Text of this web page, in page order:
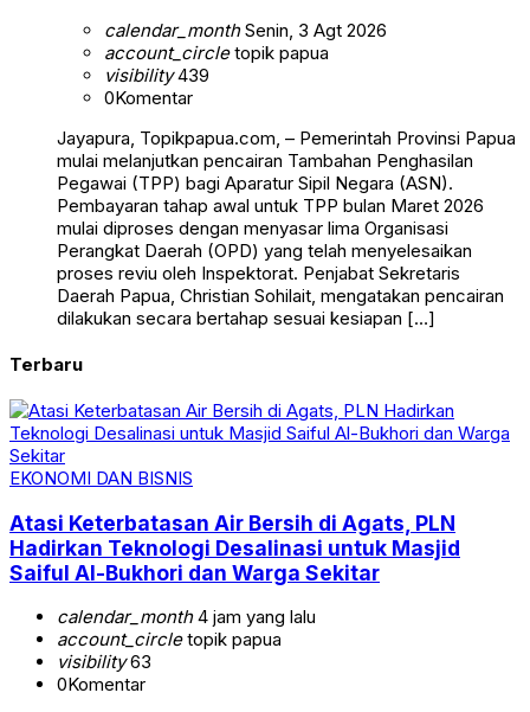
calendar_monthSenin, 3 Agt 2026
account_circletopik papua
visibility439
0Komentar
Jayapura, Topikpapua.com, – Pemerintah Provinsi Papua
mulai melanjutkan pencairan Tambahan Penghasilan
Pegawai (TPP) bagi Aparatur Sipil Negara (ASN).
Pembayaran tahap awal untuk TPP bulan Maret 2026
mulai diproses dengan menyasar lima Organisasi
Perangkat Daerah (OPD) yang telah menyelesaikan
proses reviu oleh Inspektorat. Penjabat Sekretaris
Daerah Papua, Christian Sohilait, mengatakan pencairan
dilakukan secara bertahap sesuai kesiapan […]
Terbaru
EKONOMI DAN BISNIS
Atasi Keterbatasan Air Bersih di Agats, PLN
Hadirkan Teknologi Desalinasi untuk Masjid
Saiful Al-Bukhori dan Warga Sekitar
calendar_month4 jam yang lalu
account_circletopik papua
visibility63
0Komentar